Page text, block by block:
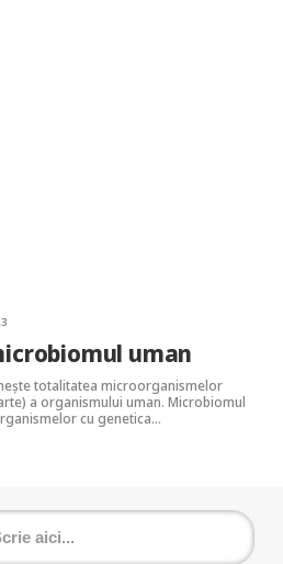
uman
totalitatea microorganismelor
a organismului uman. Microbiomul
cu genetica…